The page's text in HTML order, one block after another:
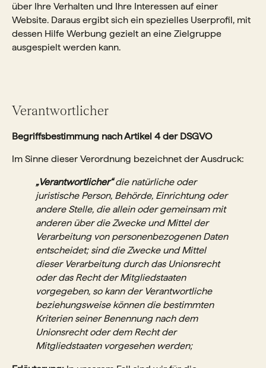
über Ihre Verhalten und Ihre Interessen auf einer
Website. Daraus ergibt sich ein spezielles Userprofil, mit
dessen Hilfe Werbung gezielt an eine Zielgruppe
ausgespielt werden kann.
Verantwortlicher
Begriffsbestimmung nach Artikel 4 der DSGVO
Im Sinne dieser Verordnung bezeichnet der Ausdruck:
„Verantwortlicher“die natürliche oder
juristische Person, Behörde, Einrichtung oder
andere Stelle, die allein oder gemeinsam mit
anderen über die Zwecke und Mittel der
Verarbeitung von personenbezogenen Daten
entscheidet; sind die Zwecke und Mittel
dieser Verarbeitung durch das Unionsrecht
oder das Recht der Mitgliedstaaten
vorgegeben, so kann der Verantwortliche
beziehungsweise können die bestimmten
Kriterien seiner Benennung nach dem
Unionsrecht oder dem Recht der
Mitgliedstaaten vorgesehen werden;